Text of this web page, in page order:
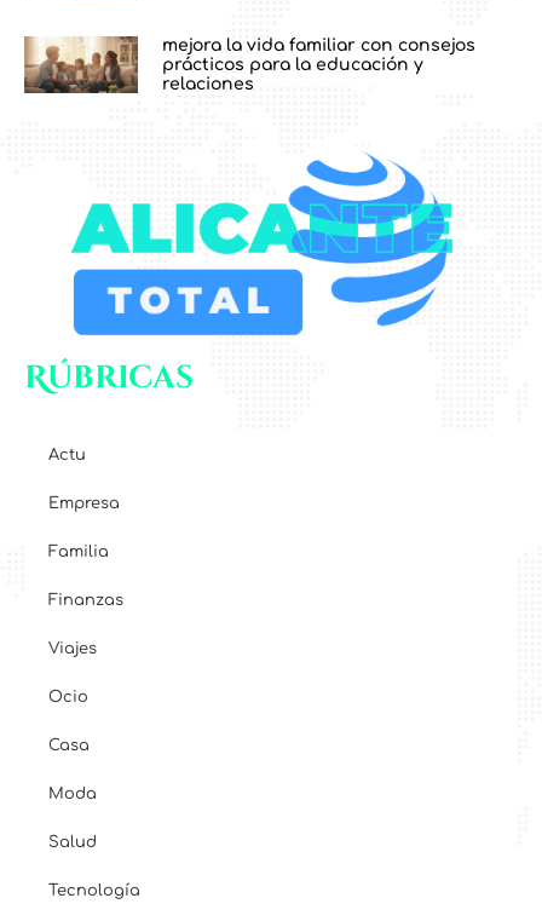
mejora la vida familiar con consejos
prácticos para la educación y
relaciones
Rúbricas
Actu
Empresa
Familia
Finanzas
Viajes
Ocio
Casa
Moda
Salud
Tecnología